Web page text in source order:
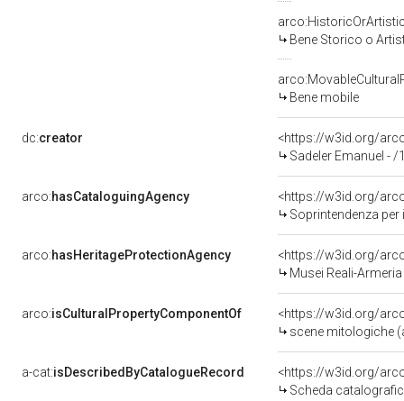
Bene Storico o
Bene mobile
dc:creator
<https://w3id.org/
Sadeler Emanuel - /
arco:hasCataloguingAgency
<https://w3id.org/
Soprintendenza
arco:hasHeritageProtectionAgency
<https://w3id.org/
Musei Reali-Armeria
arco:isCulturalPropertyComponentOf
<https://w3id.org/
scene mitologiche
a-cat:isDescribedByCatalogueRecord
<https://w3id.org/
Scheda